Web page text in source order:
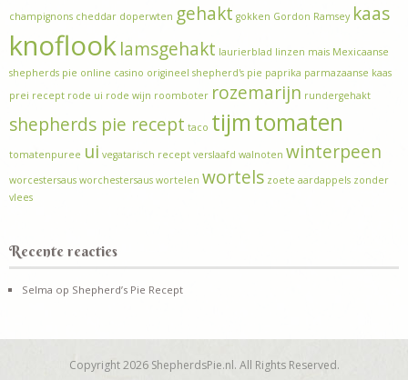
champignons cheddar doperwten gehakt gokken Gordon Ramsey kaas
knoflooklamsgehakt laurierblad linzen mais Mexicaanse
shepherds pie online casino origineel shepherd's pie paprika parmazaanse kaas
prei recept rode ui rode wijn roomboter rozemarijn rundergehakt
shepherds pie recept taco tijmtomaten
tomatenpuree ui vegatarisch recept verslaafd walnoten winterpeen
worcestersaus worchestersaus wortelen wortels zoete aardappels zonder
vlees
Recente reacties
Selma op Shepherd’s Pie Recept
Copyright 2026 ShepherdsPie.nl. All Rights Reserved.